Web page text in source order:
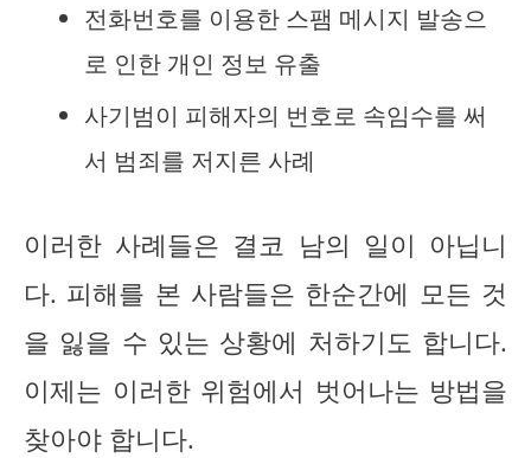
전화번호를 이용한 스팸 메시지 발송으
로 인한 개인 정보 유출
사기범이 피해자의 번호로 속임수를 써
서 범죄를 저지른 사례
이러한 사례들은 결코 남의 일이 아닙니
다. 피해를 본 사람들은 한순간에 모든 것
을 잃을 수 있는 상황에 처하기도 합니다.
이제는 이러한 위험에서 벗어나는 방법을
찾아야 합니다.